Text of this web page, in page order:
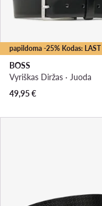
papildoma -25% Kodas: LAST
BOSS
Vyriškas Diržas · Juoda
49,95€